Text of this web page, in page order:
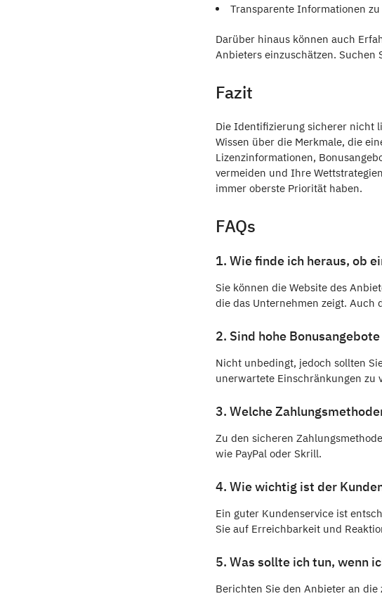
Transparente Informationen
Darüber hinaus können auch
Anbieters einzuschätzen. Suchen
Fazit
Die Identifizierung sicherer nicht
Wissen über die Merkmale, die
Lizenzinformationen,
vermeiden und Ihre
immer oberste Priorität haben.
FAQs
1. Wie finde ich heraus, ob
Sie können die Website des
die das Unternehmen zeigt.
2. Sind hohe
Nicht unbedingt, jedoch sollten
unerwartete Einschränkungen zu
3. Welche
Zu den sicheren
wie PayPal oder Skrill.
4. Wie wichtig ist der
Ein guter Kundenservice ist
Sie auf Erreichbarkeit und
5. Was sollte ich tun, wenn
Berichten Sie den Anbieter an